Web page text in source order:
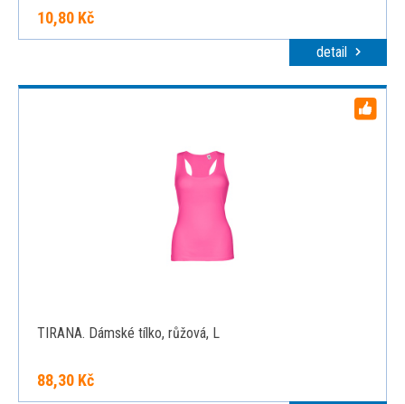
10,80 Kč
detail
TIRANA. Dámské tílko, růžová, L
88,30 Kč